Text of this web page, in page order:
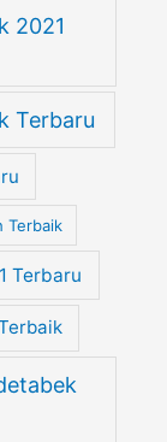
2021
Terbaru
Terbaik
Terbaru